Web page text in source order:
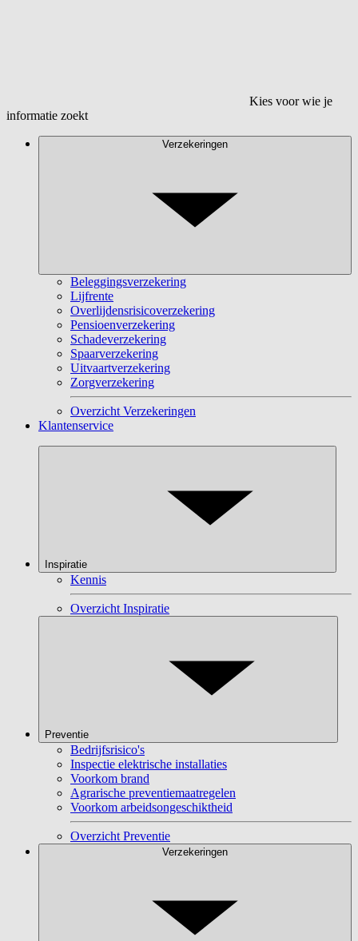
Kies voor wie je
informatie zoekt
Verzekeringen
Beleggingsverzekering
Lijfrente
Overlijdensrisicoverzekering
Pensioenverzekering
Schadeverzekering
Spaarverzekering
Uitvaartverzekering
Zorgverzekering
Overzicht Verzekeringen
Klantenservice
Inspiratie
Kennis
Overzicht Inspiratie
Preventie
Bedrijfsrisico's
Inspectie elektrische installaties
Voorkom brand
Agrarische preventiemaatregelen
Voorkom arbeidsongeschiktheid
Overzicht Preventie
Verzekeringen